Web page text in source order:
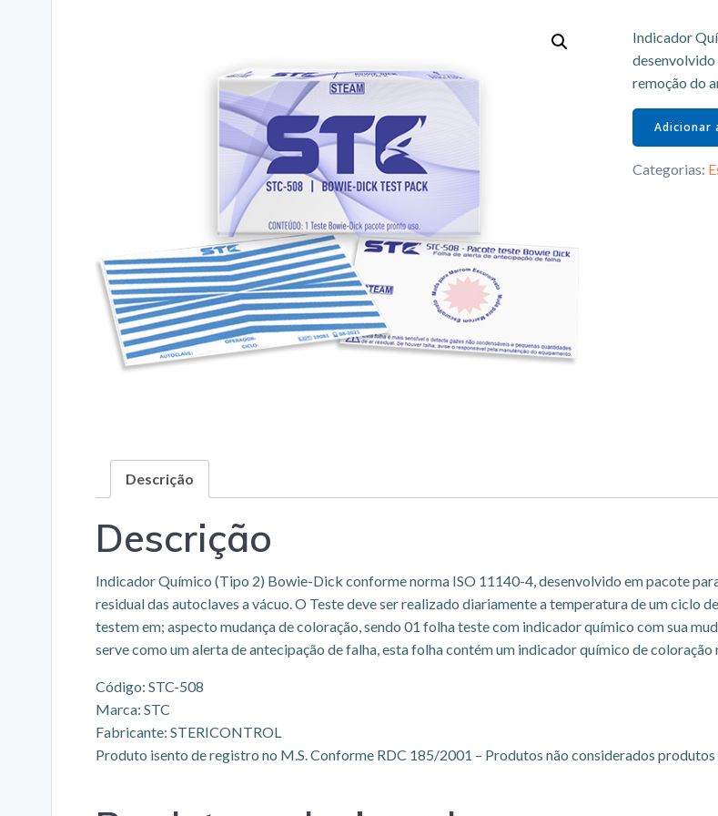
Indicador
desenvolvido
remoção do
Adicionar
Categorias:
Descrição
Descrição
Indicador Químico (Tipo 2) Bowie-Dick conforme norma ISO 11140-4, desenvolvido em pacote
residual das autoclaves a vácuo. O Teste deve ser realizado diariamente a temperatura de um ciclo
testem em; aspecto mudança de coloração, sendo 01 folha teste com indicador químico com sua
serve como um alerta de antecipação de falha, esta folha contém um indicador químico de
Código: STC-508
Marca: STC
Fabricante: STERICONTROL
Produto isento de registro no M.S. Conforme RDC 185/2001 – Produtos não considerados produtos